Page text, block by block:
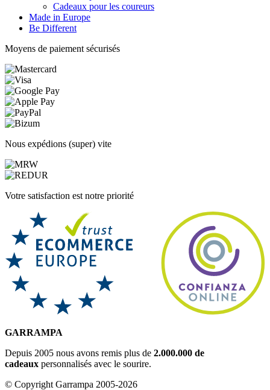
Cadeaux pour les coureurs
Made in Europe
Be Different
Moyens de paiement sécurisés
Nous expédions (super) vite
Votre satisfaction est notre priorité
GARRAMPA
Depuis 2005 nous avons remis plus de 2.000.000 de
cadeaux personnalisés avec le sourire.
© Copyright Garrampa 2005-2026